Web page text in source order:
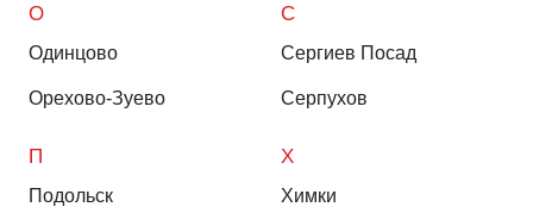
О
Одинцово
Орехово-Зуево
П
Подольск
С
Сергиев Посад
Серпухов
Х
Химки